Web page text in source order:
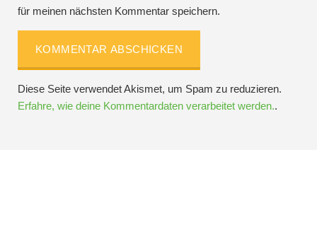
für meinen nächsten Kommentar speichern.
Diese Seite verwendet Akismet, um Spam zu reduzieren.
Erfahre, wie deine Kommentardaten verarbeitet werden..